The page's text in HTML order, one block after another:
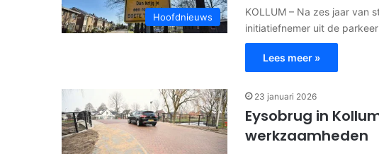
Hoofdnieuws
KOLLUM – Na zes jaar van
initiatiefnemer uit de
Lees meer »
23 januari 2026
Eysobrug in
werkzaamheden